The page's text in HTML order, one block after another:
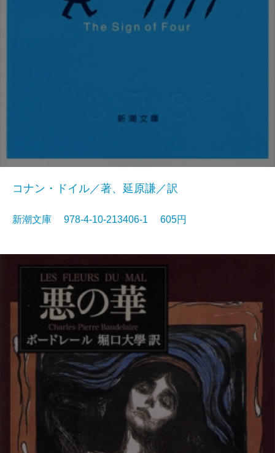
コナン・ドイル／著、延原謙／訳
新潮文庫 978-4-10-213406-1 605円